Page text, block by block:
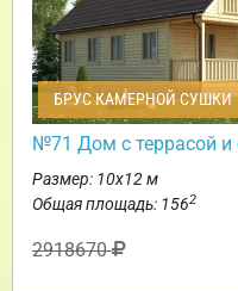
БРУС КАМЕРНОЙ СУШКИ
№71 Дом с террасой и
Размер: 10х12 м
Общая площадь: 1562
2918670